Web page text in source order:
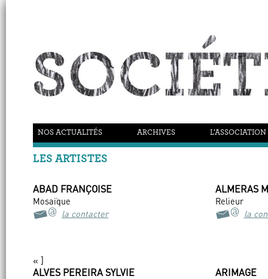
NOS ACTUALITÉS ARCHIVES L’ASSOCIATION
LES ARTISTES
ABAD FRANÇOISE
Mosaïque
la contacter
ALMERAS
Relieur
la
« ]
ALVES PEREIRA SYLVIE
ARIMAGE